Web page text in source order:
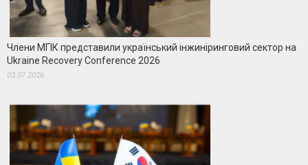
Члени МГІК представили український інжиніринговий сектор на
Ukraine Recovery Conference 2026
03.07.2026